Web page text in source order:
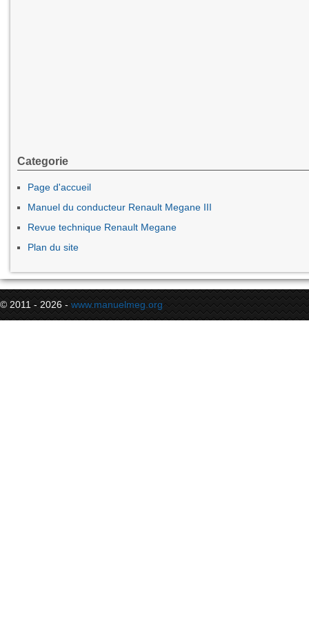
Categorie
Page d'accueil
Manuel du conducteur Renault Megane III
Revue technique Renault Megane
Plan du site
© 2011 - 2026 - www.manuelmeg.org